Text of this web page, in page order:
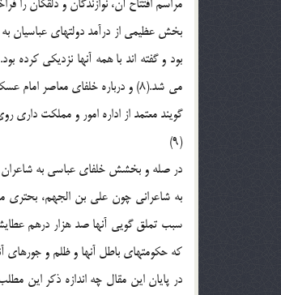
بخش عظیمی از درآمد دولتهای عباسیان
بود و گفته اند با همه آنها نزدیکی
می شد.(8) و درباره خلفای معاصر
گویند معتمد از اداره امور و مملکت داری
(9)
در صله و بخشش خلفای عباسی به
به شاعرانی چون علی بن الجهم، بحتری
سبب تملق گویی آنها صد هزار درهم
که حکومتهای باطل آنها و ظلم و جورهای
در پایان این مقال چه اندازه ذکر این